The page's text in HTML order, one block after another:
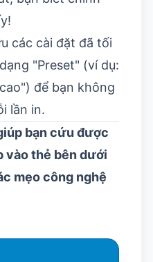
các cài đặt đã tối
"Preset" (ví dụ:
để bạn không
lần in.
bạn cứu được
vào thẻ bên dưới
mẹo công nghệ